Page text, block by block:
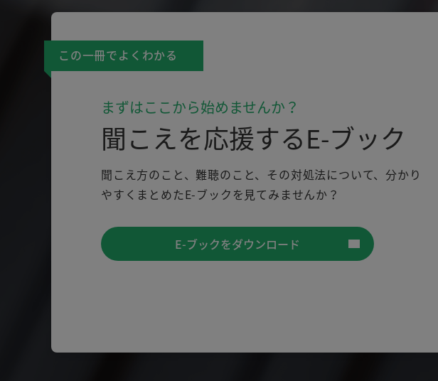
この一冊でよくわかる
まずはここから始めませんか？
聞こえを応援するE-ブック
聞こえ方のこと、難聴のこと、その対処法について、分かり
やすくまとめたE-ブックを見てみませんか？
E-ブックをダウンロード